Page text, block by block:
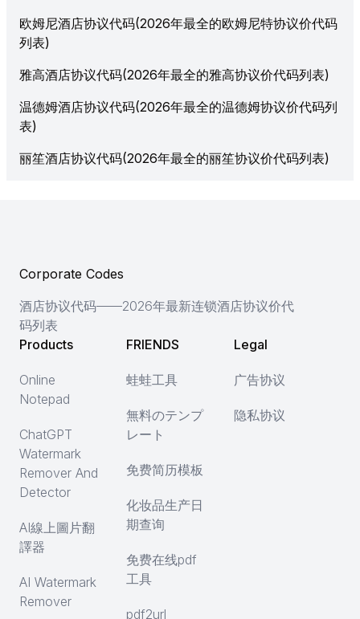
欧姆尼酒店协议代码(2026年最全的欧姆尼特协议价代码
列表)
雅高酒店协议代码(2026年最全的雅高协议价代码列表)
温德姆酒店协议代码(2026年最全的温德姆协议价代码列
表)
丽笙酒店协议代码(2026年最全的丽笙协议价代码列表)
Corporate Codes
酒店协议代码——2026年最新连锁酒店协议价代
码列表
Products
Online
Notepad
ChatGPT
Watermark
Remover And
Detector
AI線上圖片翻
譯器
AI Watermark
Remover
FRIENDS
蛙蛙工具
無料のテンプ
レート
免费简历模板
化妆品生产日
期查询
免费在线pdf
工具
pdf2url
Legal
广告协议
隐私协议